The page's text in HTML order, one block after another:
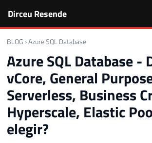
Dirceu Resende
BLOG ›Azure SQL Database
Azure SQL Database -
vCore, General
Serverless, Business
Hyperscale, Elastic
elegir?